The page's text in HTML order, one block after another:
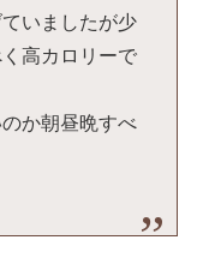
いましたが少
高カロリーで
か朝昼晩すべ